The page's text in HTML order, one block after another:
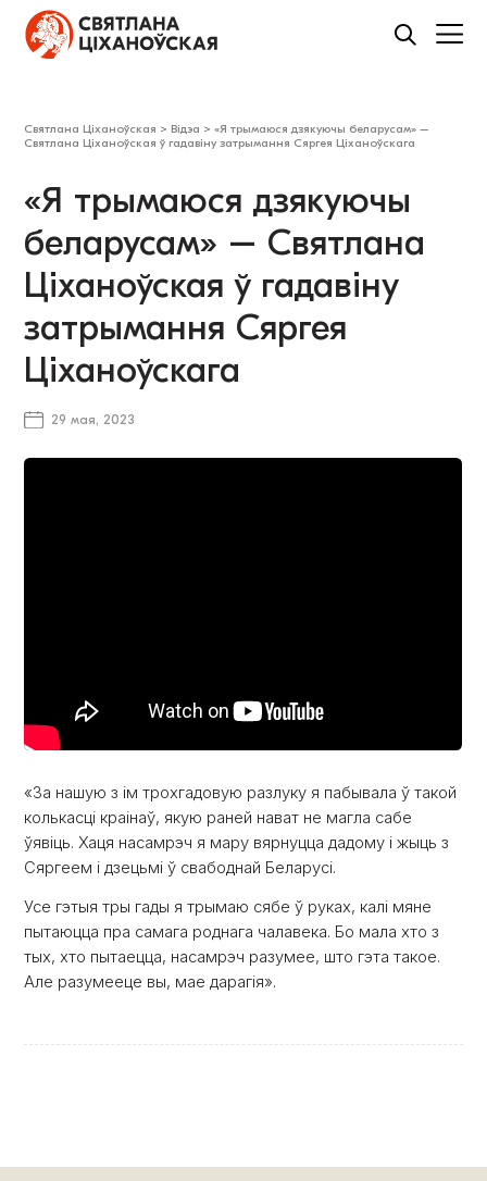
Святлана Ціханоўская > Відэа >«Я трымаюся дзякуючы беларусам» –
Святлана Ціханоўская ў гадавіну затрымання Сяргея Ціханоўскага
«Я трымаюся дзякуючы
беларусам» – Святлана
Ціханоўская ў гадавіну
затрымання Сяргея
Ціханоўскага
29 мая, 2023
«За нашую з ім трохгадовую разлуку я пабывала ў такой
колькасці краінаў, якую раней нават не магла сабе
ўявіць. Хаця насамрэч я мару вярнуцца дадому і жыць з
Сяргеем і дзецьмі ў свабоднай Беларусі.
Усе гэтыя тры гады я трымаю сябе ў руках, калі мяне
пытаюцца пра самага роднага чалавека. Бо мала хто з
тых, хто пытаецца, насамрэч разумее, што гэта такое.
Але разумееце вы, мае дарагія».